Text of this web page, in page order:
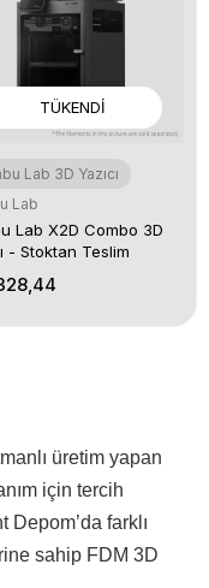
TÜKENDI
Lab 3D Yazıcı
Lab
Lab X2D Combo 3D
- Stoktan Teslim
üretim yapan
için tercih
Depom’da farklı
sahip FDM 3D